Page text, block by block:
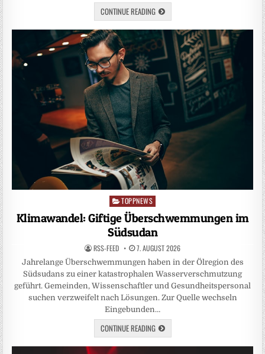
CONTINUE READING
Posted
in
TOPPNEWS
Klimawandel: Giftige Überschwemmungen im
Südsudan
RSS-FEED 7. AUGUST 2026
Jahrelange Überschwemmungen haben in der Ölregion des
Südsudans zu einer katastrophalen Wasserverschmutzung
geführt. Gemeinden, Wissenschaftler und Gesundheitspersonal
suchen verzweifelt nach Lösungen. Zur Quelle wechseln
Eingebunden…
CONTINUE READING